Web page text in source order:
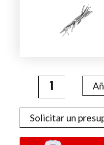
Solicitar un